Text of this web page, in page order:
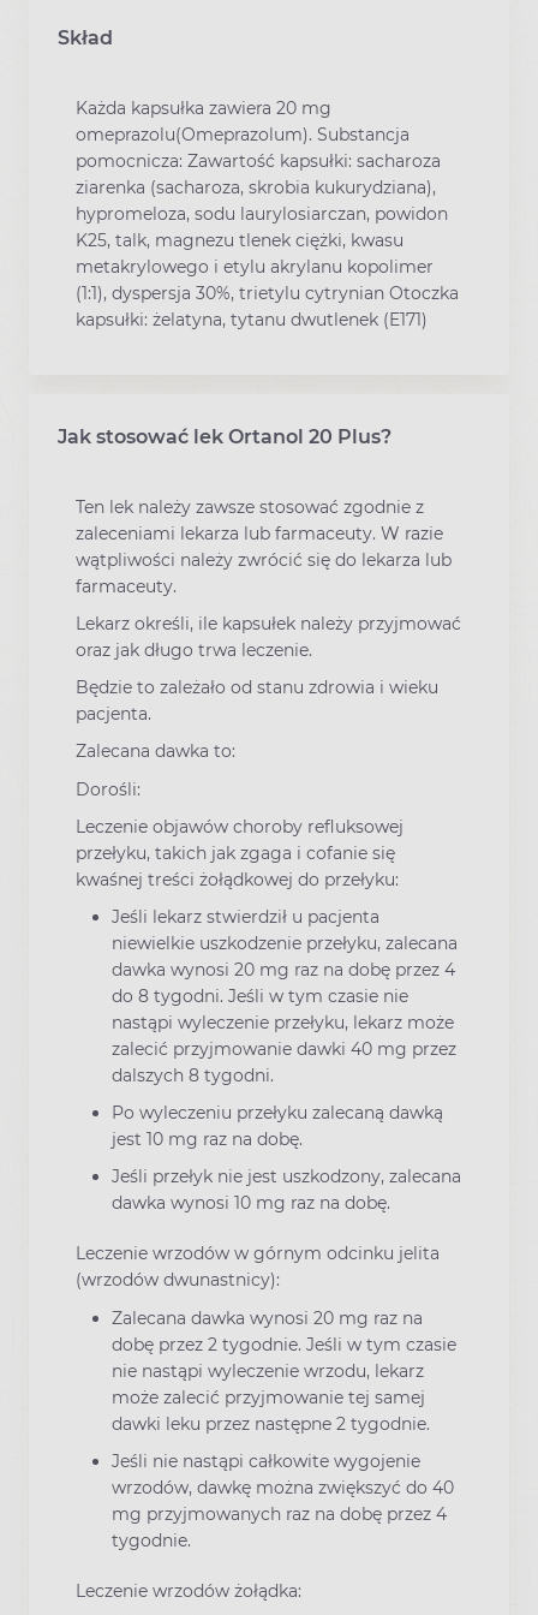
Skład
Każda kapsułka zawiera 20 mg
omeprazolu(Omeprazolum). Substancja
pomocnicza: Zawartość kapsułki: sacharoza
ziarenka (sacharoza, skrobia kukurydziana),
hypromeloza, sodu laurylosiarczan, powidon
K25, talk, magnezu tlenek ciężki, kwasu
metakrylowego i etylu akrylanu kopolimer
(1:1), dyspersja 30%, trietylu cytrynian Otoczka
kapsułki: żelatyna, tytanu dwutlenek (E171)
Jak stosować lek Ortanol 20 Plus?
Ten lek należy zawsze stosować zgodnie z
zaleceniami lekarza lub farmaceuty. W razie
wątpliwości należy zwrócić się do lekarza lub
farmaceuty.
Lekarz określi, ile kapsułek należy przyjmować
oraz jak długo trwa leczenie.
Będzie to zależało od stanu zdrowia i wieku
pacjenta.
Zalecana dawka to:
Dorośli:
Leczenie objawów choroby refluksowej
przełyku, takich jak zgaga i cofanie się
kwaśnej treści żołądkowej do przełyku:
Jeśli lekarz stwierdził u pacjenta
niewielkie uszkodzenie przełyku, zalecana
dawka wynosi 20 mg raz na dobę przez 4
do 8 tygodni. Jeśli w tym czasie nie
nastąpi wyleczenie przełyku, lekarz może
zalecić przyjmowanie dawki 40 mg przez
dalszych 8 tygodni.
Po wyleczeniu przełyku zalecaną dawką
jest 10 mg raz na dobę.
Jeśli przełyk nie jest uszkodzony, zalecana
dawka wynosi 10 mg raz na dobę.
Leczenie wrzodów w górnym odcinku jelita
(wrzodów dwunastnicy):
Zalecana dawka wynosi 20 mg raz na
dobę przez 2 tygodnie. Jeśli w tym czasie
nie nastąpi wyleczenie wrzodu, lekarz
może zalecić przyjmowanie tej samej
dawki leku przez następne 2 tygodnie.
Jeśli nie nastąpi całkowite wygojenie
wrzodów, dawkę można zwiększyć do 40
mg przyjmowanych raz na dobę przez 4
tygodnie.
Leczenie wrzodów żołądka: